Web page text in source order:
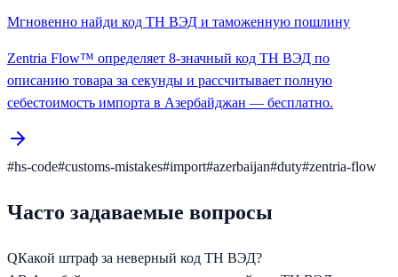
Мгновенно найди код ТН ВЭД и таможенную пошлину
Zentria Flow™ определяет 8-значный код ТН ВЭД по
описанию товара за секунды и рассчитывает полную
себестоимость импорта в Азербайджан — бесплатно.
#hs-code#customs-mistakes#import#azerbaijan#duty#zentria-flow
Часто задаваемые вопросы
QКакой штраф за неверный код ТН ВЭД?